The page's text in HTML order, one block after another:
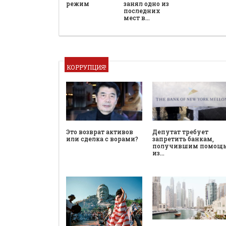
режим
занял одно из
последних
мест в…
КОРРУПЦИЯ!
Это возврат активов
или сделка с ворами?
Депутат требует
запретить банкам,
получившим помощь
из…